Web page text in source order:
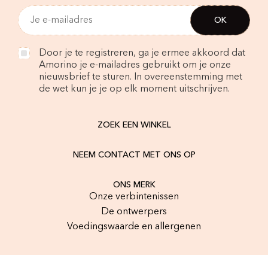
Door je te registreren, ga je ermee akkoord dat
Amorino je e-mailadres gebruikt om je onze
nieuwsbrief te sturen. In overeenstemming met
de wet kun je je op elk moment uitschrijven.
ZOEK EEN WINKEL
NEEM CONTACT MET ONS OP
ONS MERK
Onze verbintenissen
De ontwerpers
Voedingswaarde en allergenen